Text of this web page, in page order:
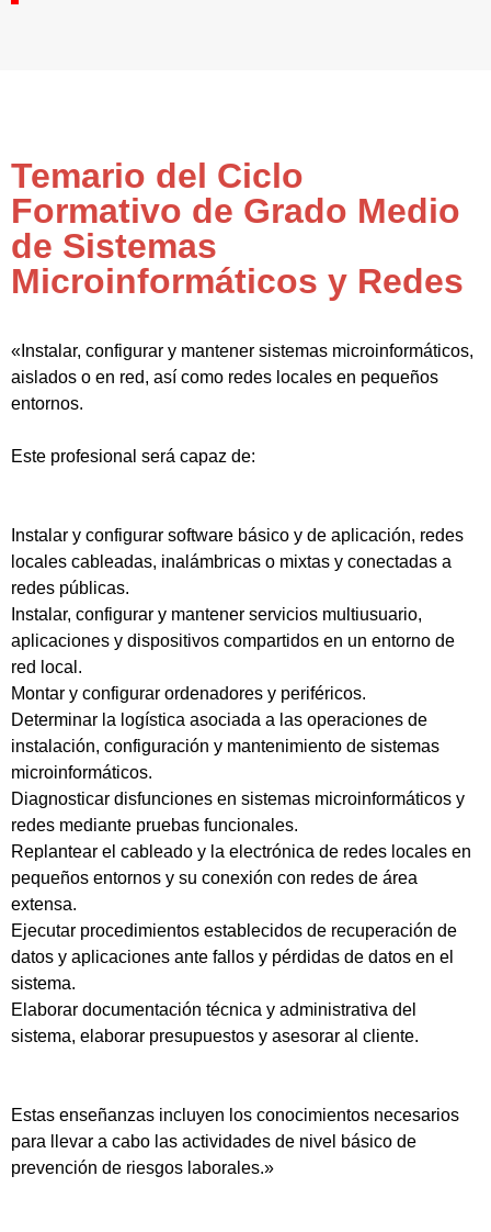
Temario del Ciclo
Formativo de Grado Medio
de Sistemas
Microinformáticos y Redes
«Instalar, configurar y mantener sistemas microinformáticos,
aislados o en red, así como redes locales en pequeños
entornos.
Este profesional será capaz de:
Instalar y configurar software básico y de aplicación, redes
locales cableadas, inalámbricas o mixtas y conectadas a
redes públicas.
Instalar, configurar y mantener servicios multiusuario,
aplicaciones y dispositivos compartidos en un entorno de
red local.
Montar y configurar ordenadores y periféricos.
Determinar la logística asociada a las operaciones de
instalación, configuración y mantenimiento de sistemas
microinformáticos.
Diagnosticar disfunciones en sistemas microinformáticos y
redes mediante pruebas funcionales.
Replantear el cableado y la electrónica de redes locales en
pequeños entornos y su conexión con redes de área
extensa.
Ejecutar procedimientos establecidos de recuperación de
datos y aplicaciones ante fallos y pérdidas de datos en el
sistema.
Elaborar documentación técnica y administrativa del
sistema, elaborar presupuestos y asesorar al cliente.
Estas enseñanzas incluyen los conocimientos necesarios
para llevar a cabo las actividades de nivel básico de
prevención de riesgos laborales.»